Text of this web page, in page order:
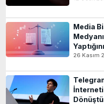
Media
26 Kasım
İnterneti